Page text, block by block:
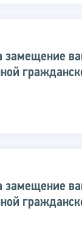
замещение
замещение